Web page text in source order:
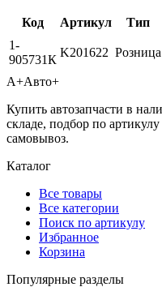
Код Артикул Тип
1-
905731К
K201622 Розница
А+Авто+
Купить автозапчасти в
складе, подбор по
самовывоз.
Каталог
Все товары
Все категории
Поиск по артикулу
Избранное
Корзина
Популярные разделы